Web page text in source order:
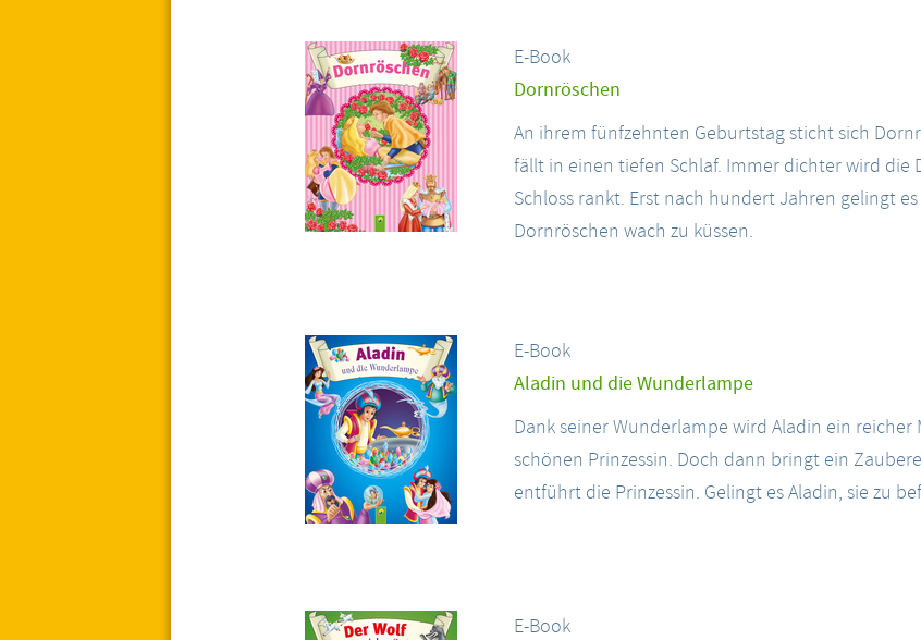
E-Book
Dornröschen
An ihrem fünfzehnten Geburtstag sticht sich
fällt in einen tiefen Schlaf. Immer dichter wird die
Schloss rankt. Erst nach hundert Jahren gelingt
Dornröschen wach zu küssen.
E-Book
Aladin und die Wunderlampe
Dank seiner Wunderlampe wird Aladin ein
schönen Prinzessin. Doch dann bringt ein
entführt die Prinzessin. Gelingt es Aladin, sie zu
E-Book